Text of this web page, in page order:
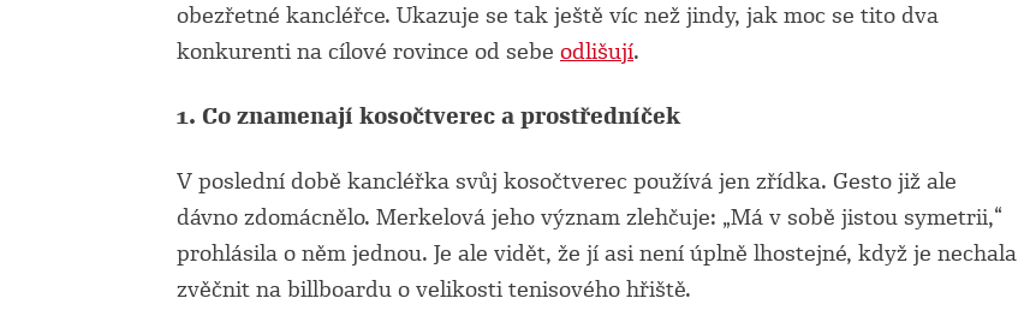
obezřetné kancléřce. Ukazuje se tak ještě víc než jindy, jak moc se tito dva
konkurenti na cílové rovince od sebe odlišují.
1. Co znamenají kosočtverec a prostředníček
V poslední době kancléřka svůj kosočtverec používá jen zřídka. Gesto již ale
dávno zdomácnělo. Merkelová jeho význam zlehčuje: „Má v sobě jistou symetrii,“
prohlásila o něm jednou. Je ale vidět, že jí asi není úplně lhostejné, když je nechala
zvěčnit na billboardu o velikosti tenisového hřiště.